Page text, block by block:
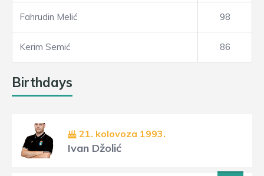
Fahrudin Melić 98
Kerim Semić 86
Birthdays
21. kolovoza 1993.
Ivan Džolić